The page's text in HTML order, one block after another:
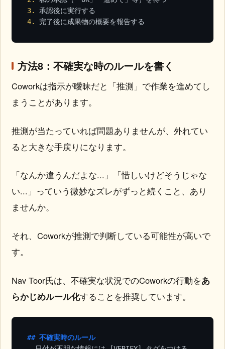
3.
4.
完了後に成果物の概要を報告する
方法8：不確実な時のルールを書く
Coworkは指示が曖昧だと「推測」で作業を進めてし
まうことがあります。
推測が当たっていれば問題ありませんが、外れてい
ると大きな手戻りになります。
「なんか違うんだよな...」「惜しいけどそうじゃな
い...」っていう微妙なズレがずっと続くこと、あり
ませんか。
それ、Coworkが推測で判断している可能性が高いで
す。
Nav Toor氏は、不確実な状況でのCoworkの行動をあ
らかじめルール化することを推奨しています。
## 不確実時のルール